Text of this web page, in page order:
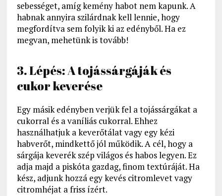
sebességet, amíg kemény habot nem kapunk. A
habnak annyira szilárdnak kell lennie, hogy
megfordítva sem folyik ki az edényből. Ha ez
megvan, mehetünk is tovább!
3. Lépés: A tojássárgáják és
cukor keverése
Egy másik edényben verjük fel a tojássárgákat a
cukorral és a vaníliás cukorral. Ehhez
használhatjuk a keverőtálat vagy egy kézi
habverőt, mindkettő jól működik. A cél, hogy a
sárgája keverék szép világos és habos legyen. Ez
adja majd a piskóta gazdag, finom textúráját. Ha
kész, adjunk hozzá egy kevés citromlevet vagy
citromhéjat a friss ízért.